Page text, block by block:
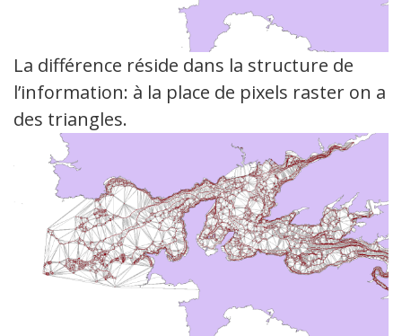
La différence réside dans la structure de
l’information: à la place de pixels raster on a
des triangles.